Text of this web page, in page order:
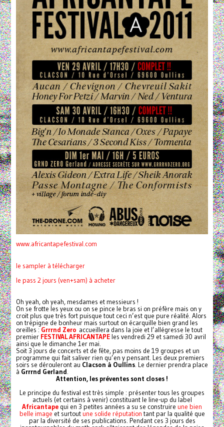
www.africantapefestival.com
le sampler à télécharger
le pass 2 jours (ven+sam) à acheter
Oh yeah, oh yeah, mesdames et messieurs !
On se frotte les yeux ou on se pince le bras si on préfère mais on y
croit plus que très fort puisque tout ceci n’est que pure réalité. Alors
on trépigne de bonheur mais surtout on écarquille bien grand les
oreilles : Grrrnd Zero accueillera dans la joie et l’allégresse le tout
premier FESTIVAL AFRICANTAPEles vendredi 29 et samedi 30 avril
ainsi que le dimanche 1er mai.
Soit 3 jours de concerts et de fête, pas moins de 19 groupes et un
programme qui fait saliver rien qu’en y pensant. Les deux premiers
soirs se dérouleront au Clacson à Oullins. Le dernier prendra place
à Grrrnd Gerland.
Attention, les préventes sont closes !
Le principe du festival est très simple : présenter tous les groupes
actuels (et certains à venir) constituant le line-up du label
Africantape qui en 3 petites années a su se construire une bien
belle image et surtoutune solide réputation tant par la qualité que
par la diversité de ses publications. Pendant ces 3 jours des